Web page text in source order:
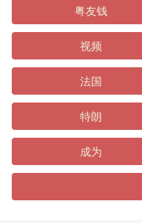
粤友钱
视频
法国
特朗
成为